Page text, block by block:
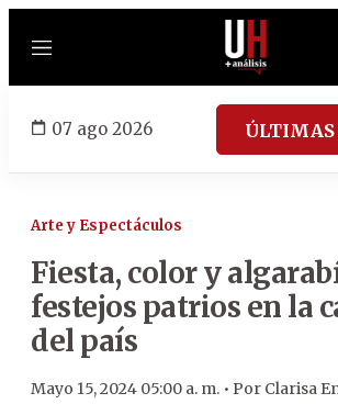
Menú
07 ago 2026 ÚLTIMAS
Arte y Espectáculos
Fiesta, color y
festejos patrios en la
del país
Mayo 15, 2024 05:00 a. m. • Por Clarisa